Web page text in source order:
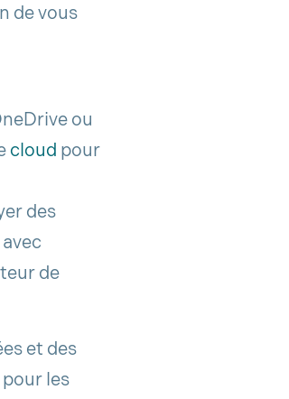
de vous
ou
cloud pour
des
de
et des
les